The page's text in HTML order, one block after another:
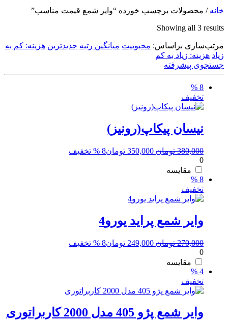
خانه / محصولات برچسب خورده “وایر شمع قیمت مناسب”
Showing all 3 results
latestمرتب‌سازی براساس: محبوبیت میانگین رتبه جدیدترین هزینه: کم به
زیاد هزینه: زیاد به کم
جستجوی پیشرفته
8 %
تخفیف
نیسان پیکاپ(رونیز)
380,000 تومان قیمت
350,000 تومان8 % تخفیف
0
مقایسه
8 %
تخفیف
وایر شمع پراید یورو4
270,000 تومان قیمت
249,000 تومان8 % تخفیف
0
مقایسه
4 %
تخفیف
وایر شمع پژو 405 مدل 2000 کاربراتوری